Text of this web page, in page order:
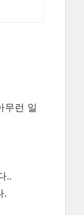
무런 일
..
.